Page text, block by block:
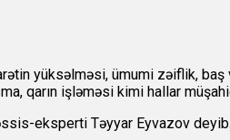
yüksəlməsi, ümumi zəiflik,
qarın işləməsi kimi hallar
eksperti Təyyar Eyvazov deyib.